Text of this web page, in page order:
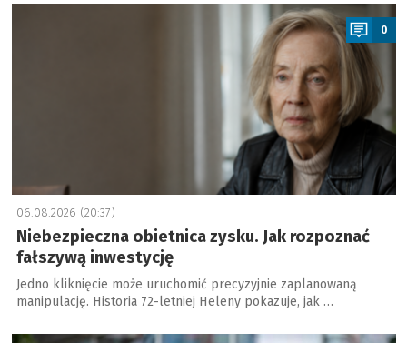
0
06.08.2026 (20:37)
Niebezpieczna obietnica zysku. Jak rozpoznać
fałszywą inwestycję
Jedno kliknięcie może uruchomić precyzyjnie zaplanowaną
manipulację. Historia 72-letniej Heleny pokazuje, jak …
a